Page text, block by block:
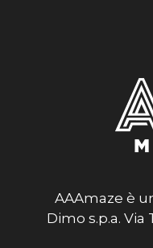
AAAmaze è
Dimo s.p.a. Via